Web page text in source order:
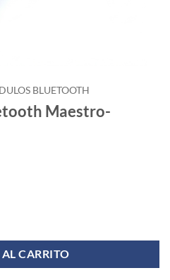
BLUETOOTH
Maestro-
CARRITO